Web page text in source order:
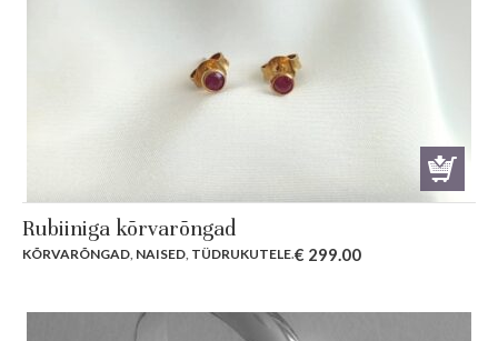
Rubiiniga kõrvarõngad
KÕRVARÕNGAD, NAISED, TÜDRUKUTELE.€ 299.00